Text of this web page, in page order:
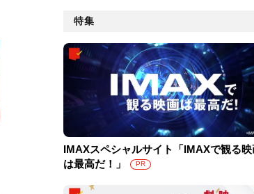
特集
IMAXスペシャルサイト「IMAXで観る映
は最高だ！」
PR